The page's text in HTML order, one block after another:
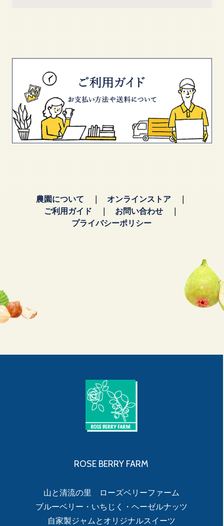
農園について
オンラインストア
ご利用ガイド
お問い合わせ
プライバシーポリシー
ROSE BERRY FARM
山と清流の里 ローズベリーファーム
ブルーベリー・いちじく・ヘーゼルナッツ
自家製ジャムとオリジナルスイーツ